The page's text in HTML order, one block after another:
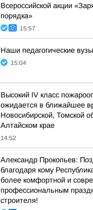
Всероссийской акции
порядка»
15:57
Наши педагогические
15:04
Высокий IV класс
ожидается в ближайшее
Новосибирской, Томской
Алтайском крае
14:52
Александр Прокопьев:
благодаря кому
более комфортной и
профессиональным
строителя!